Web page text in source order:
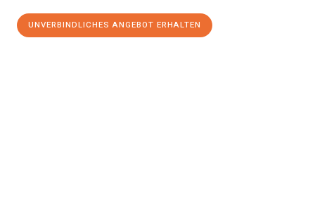
UNVERBINDLICHES ANGEBOT ERHALTEN